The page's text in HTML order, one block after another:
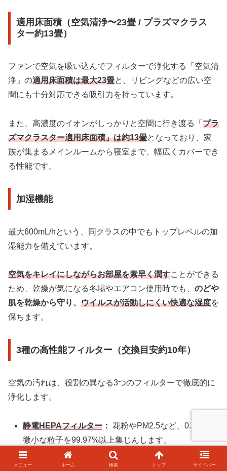
適用床面積（空気清浄〜23畳 / プラズマクラス
ター約13畳）
ファンで空気を吸い込んでフィルターで浄化する「空気清
浄」の適用床面積は最大23畳と、リビングなどの広い空
間にも十分対応できる吸引力を持っています。
また、高濃度のイオンがしっかりと空間に行き渡る「 プラ
ズマクラスター適用床面積」は約13畳となっており、家
族が集まるメインルームから寝室まで、幅広くカバーでき
る性能です。
加湿機能
最大600mL/hという、同クラスの中でもトップレベルの加
湿能力を備えています。
空気をキレイにしながらお部屋を素早く潤すことができる
ため、乾燥が気になる冬場やエアコン使用時でも、 のどや
肌を乾燥から守り、 ウイルスが活動しにくい快適な湿度を
保ちます。
3種の高性能フィルター（交換目安約10年）
空気の汚れは、役割の異なる3つのフィルターで徹底的に
浄化します。
静電HEPAフィルター ： 花粉やPM2.5など、0.3µmの
微小な粒子を99.97%以上集じんします。
ダブル脱臭フィルター
：さまざまな生活臭を効果的
メニュー ホーム 検索 トップ サイドバー